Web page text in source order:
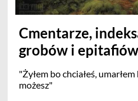
Cmentarze,
grobów i
"Żyłem bo chciałeś,
możesz"